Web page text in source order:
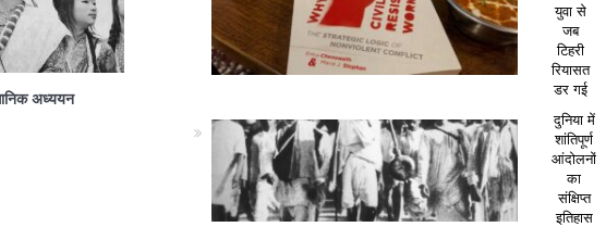
अध्ययन
युवा से
जब
टिहरी
रियासत
डर गई
दुनिया में
शांतिपूर्ण
आंदोलनों
का
संक्षिप्त
इतिहास